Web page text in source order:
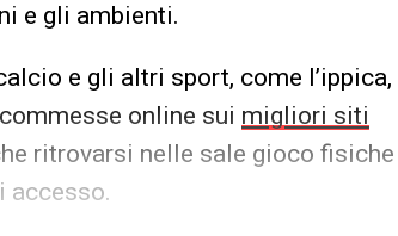
e gli ambienti.
e gli altri sport, come l’ippica,
online sui migliori siti
ritrovarsi nelle sale gioco fisiche
accesso.